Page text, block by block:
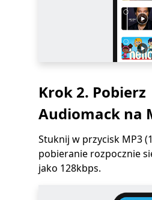
Krok 2. Pobierz
Audiomack na
Stuknij w przycisk MP3
pobieranie rozpocznie
jako 128kbps.